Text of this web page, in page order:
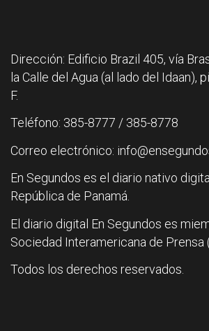
Dirección: Edificio Brazil 405, vía
la Calle del Agua (al lado del Idaan),
F.
Teléfono: 385-8777 / 385-8778
Correo electrónico:
En Segundos es el diario nativo
República de Panamá.
El diario digital En Segundos es
Sociedad Interamericana de Prensa
Todos los derechos reservados.